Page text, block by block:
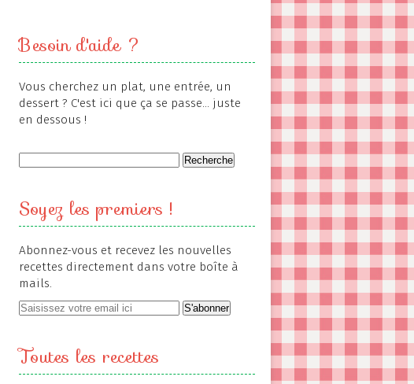
Besoin d'aide ?
Vous cherchez un plat, une entrée, un
dessert ? C'est ici que ça se passe... juste
en dessous !
Soyez les premiers !
Abonnez-vous et recevez les nouvelles
recettes directement dans votre boîte à
mails.
Toutes les recettes